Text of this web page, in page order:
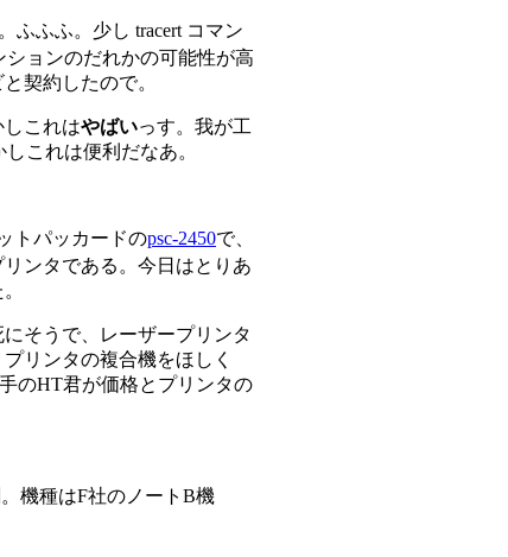
ふふふ。少し tracert コマン
ョンのだれかの可能性が高
契約したので。
これはやばいっす。我が工
これは便利だなあ。
トパッカードのpsc-2450で、
ンタである。今日はとりあ
そうで、レーザープリンタ
リンタの複合機をほしく
のHT君が価格とプリンタの
機種はF社のノートB機